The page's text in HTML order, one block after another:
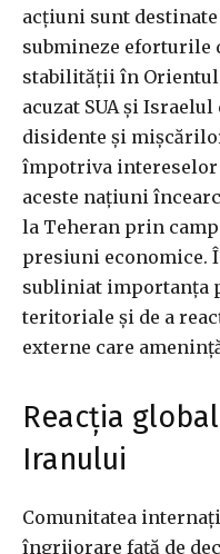
acțiuni sunt
submineze eforturile
stabilității în
acuzat SUA și
disidente și
împotriva
aceste națiuni
la Teheran prin
presiuni economice.
subliniat importanța
teritoriale și de a
externe care
Reacția
Iranului
Comunitatea
îngrijorare față de